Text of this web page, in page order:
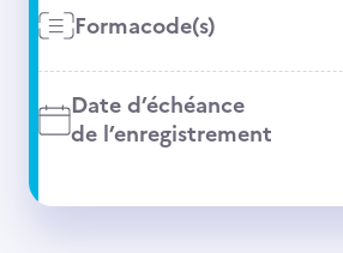
Formacode(s)
Date d’échéance
de l’enregistrement